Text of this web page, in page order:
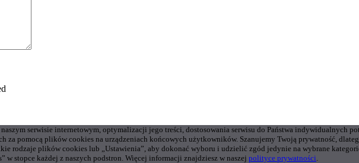
serwisie internetowym, optymalizacji jego treści, dostosowania serwisu do Państwa indywidualnych
za pomocą plików cookies na urządzeniach końcowych użytkowników. Szanujemy Twoją prywatność,
rodzaje plików cookies lub „Ustawienia”, aby dokonać wyboru i udzielić zgód jedynie na wybrane
w stopce każdej z naszych podstron. Więcej informacji znajdziesz w naszej polityce prywatności